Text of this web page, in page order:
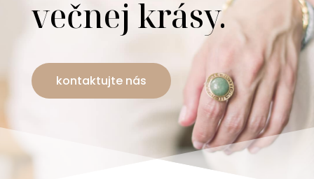
večnej krásy.
kontaktujte nás